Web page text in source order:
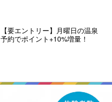
【要エントリー】月曜日の温泉
予約でポイント+10%増量！